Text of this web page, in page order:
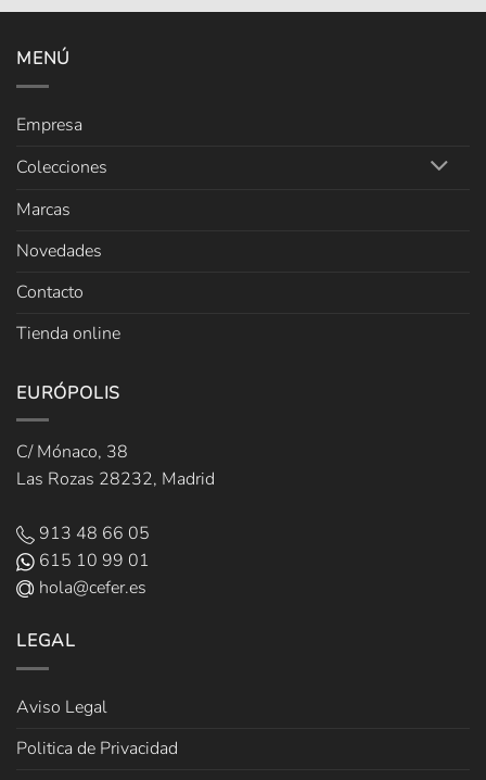
MENÚ
Empresa
Colecciones
Marcas
Novedades
Contacto
Tienda online
EURÓPOLIS
C/ Mónaco, 38
Las Rozas 28232, Madrid
913 48 66 05
615 10 99 01
hola@cefer.es
LEGAL
Aviso Legal
Politica de Privacidad